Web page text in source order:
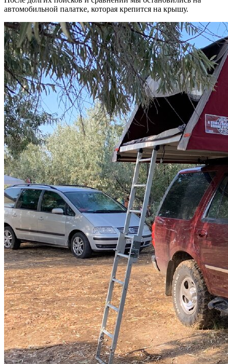
автомобильной палатке, которая крепится на крышу.